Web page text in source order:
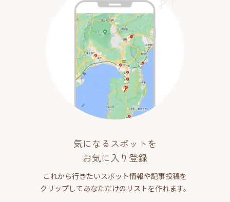
気になるスポットを
お気に入り登録
これから行きたいスポット情報や記事投稿を
クリップしてあなただけのリストを作れます。